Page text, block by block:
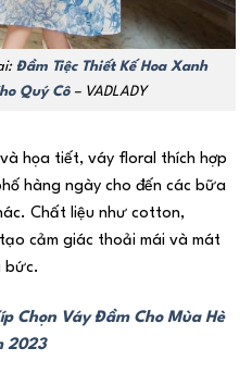
Đầm Tiệc Thiết Kế Hoa Xanh
Quý Cô– VADLADY
họa tiết, váy floral thích hợp
hàng ngày cho đến các bữa
Chất liệu như cotton,
cảm giác thoải mái và mát
bức.
Chọn Váy Đầm Cho Mùa Hè
2023